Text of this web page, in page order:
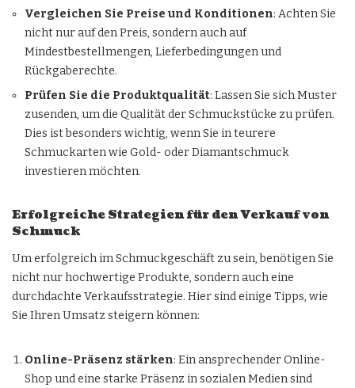
Vergleichen Sie Preise und Konditionen: Achten Sie
nicht nur auf den Preis, sondern auch auf
Mindestbestellmengen, Lieferbedingungen und
Rückgaberechte.
Prüfen Sie die Produktqualität: Lassen Sie sich Muster
zusenden, um die Qualität der Schmuckstücke zu prüfen.
Dies ist besonders wichtig, wenn Sie in teurere
Schmuckarten wie Gold- oder Diamantschmuck
investieren möchten.
Erfolgreiche Strategien für den Verkauf von
Schmuck
Um erfolgreich im Schmuckgeschäft zu sein, benötigen Sie
nicht nur hochwertige Produkte, sondern auch eine
durchdachte Verkaufsstrategie. Hier sind einige Tipps, wie
Sie Ihren Umsatz steigern können:
Online-Präsenz stärken: Ein ansprechender Online-
Shop und eine starke Präsenz in sozialen Medien sind